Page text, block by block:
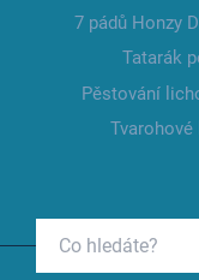
7 pádů Honzy
Tatarák
Pěstování
Tvarohové